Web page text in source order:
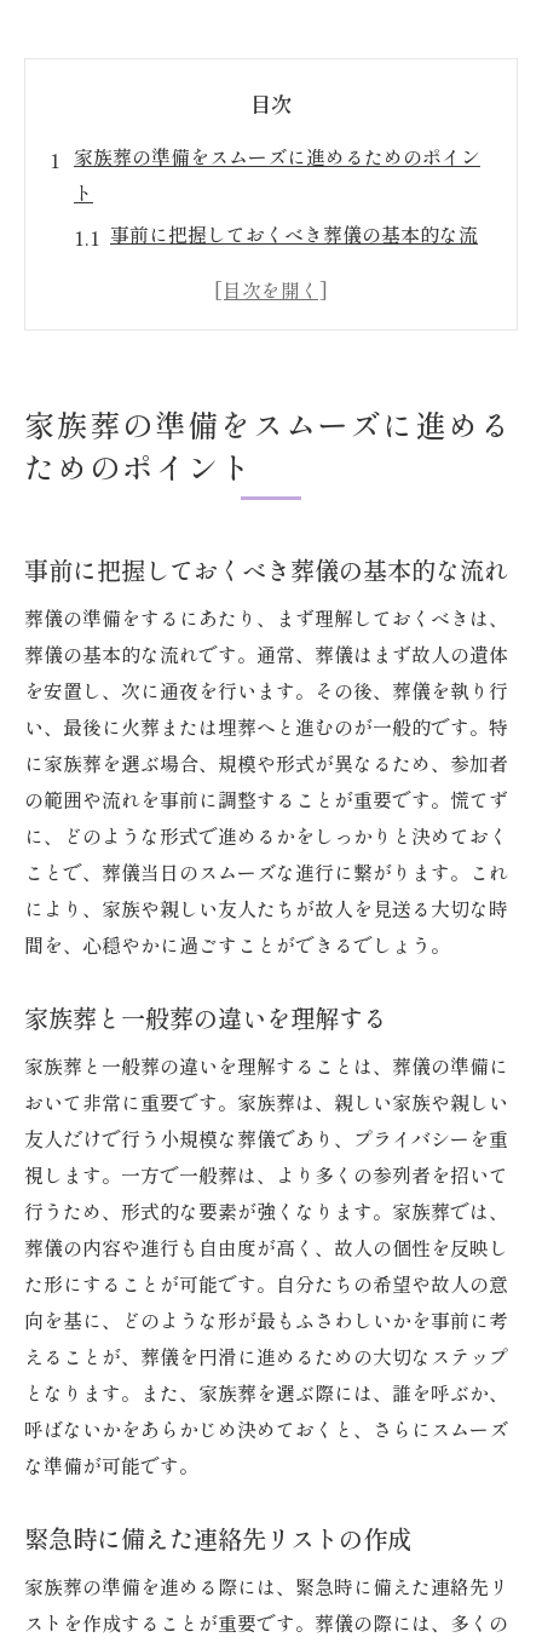
目次
家族葬の準備をスムーズに進めるためのポイン
ト
事前に把握しておくべき葬儀の基本的な流
家族葬に適した式場選びのポイント
心の準備を整えるためのステップ
方法
家族葬での情報共有の重要性
親族と相談して決定するステップ
招待状や連絡方法の選び方
予期せぬ参加者への対応方法
家族葬にふさわしい招待者数の目安
栃木県小山市での家族葬におすすめの葬儀社
小山市の葬儀社の特徴と選び方
地元ならではの信頼できる業者リスト
口コミを参考にした葬儀社の選定
事前相談によるサービス内容の確認方法
葬儀費用を抑えるための実践的なアドバイス
費用を抑えるための基本的な考え方
事前見積もりの重要性とその確認方法
追加費用が発生しやすいポイントと対策
割引プランやパッケージ利用時の注意事項
費用対効果を重視した選択のコツ
自治体の補助金制度の活用方法
家族葬の具体的な手順と準備方法を解説
家族葬の流れを知るために必要な情報
宗教や文化に応じた儀式の準備
葬儀当日のスケジュール管理方法
故人を偲ぶ演出の工夫と提案
家族葬の準備をスムーズに進める
ためのポイント
事前に把握しておくべき葬儀の基本的な流れ
葬儀の準備をするにあたり、まず理解しておくべきは、
葬儀の基本的な流れです。通常、葬儀はまず故人の遺体
を安置し、次に通夜を行います。その後、葬儀を執り行
い、最後に火葬または埋葬へと進むのが一般的です。特
に家族葬を選ぶ場合、規模や形式が異なるため、参加者
の範囲や流れを事前に調整することが重要です。慌てず
に、どのような形式で進めるかをしっかりと決めておく
ことで、葬儀当日のスムーズな進行に繋がります。これ
により、家族や親しい友人たちが故人を見送る大切な時
間を、心穏やかに過ごすことができるでしょう。
家族葬と一般葬の違いを理解する
家族葬と一般葬の違いを理解することは、葬儀の準備に
おいて非常に重要です。家族葬は、親しい家族や親しい
友人だけで行う小規模な葬儀であり、プライバシーを重
視します。一方で一般葬は、より多くの参列者を招いて
行うため、形式的な要素が強くなります。家族葬では、
葬儀の内容や進行も自由度が高く、故人の個性を反映し
た形にすることが可能です。自分たちの希望や故人の意
向を基に、どのような形が最もふさわしいかを事前に考
えることが、葬儀を円滑に進めるための大切なステップ
となります。また、家族葬を選ぶ際には、誰を呼ぶか、
呼ばないかをあらかじめ決めておくと、さらにスムーズ
な準備が可能です。
緊急時に備えた連絡先リストの作成
家族葬の準備を進める際には、緊急時に備えた連絡先リ
ストを作成することが重要です。葬儀の際には、多くの